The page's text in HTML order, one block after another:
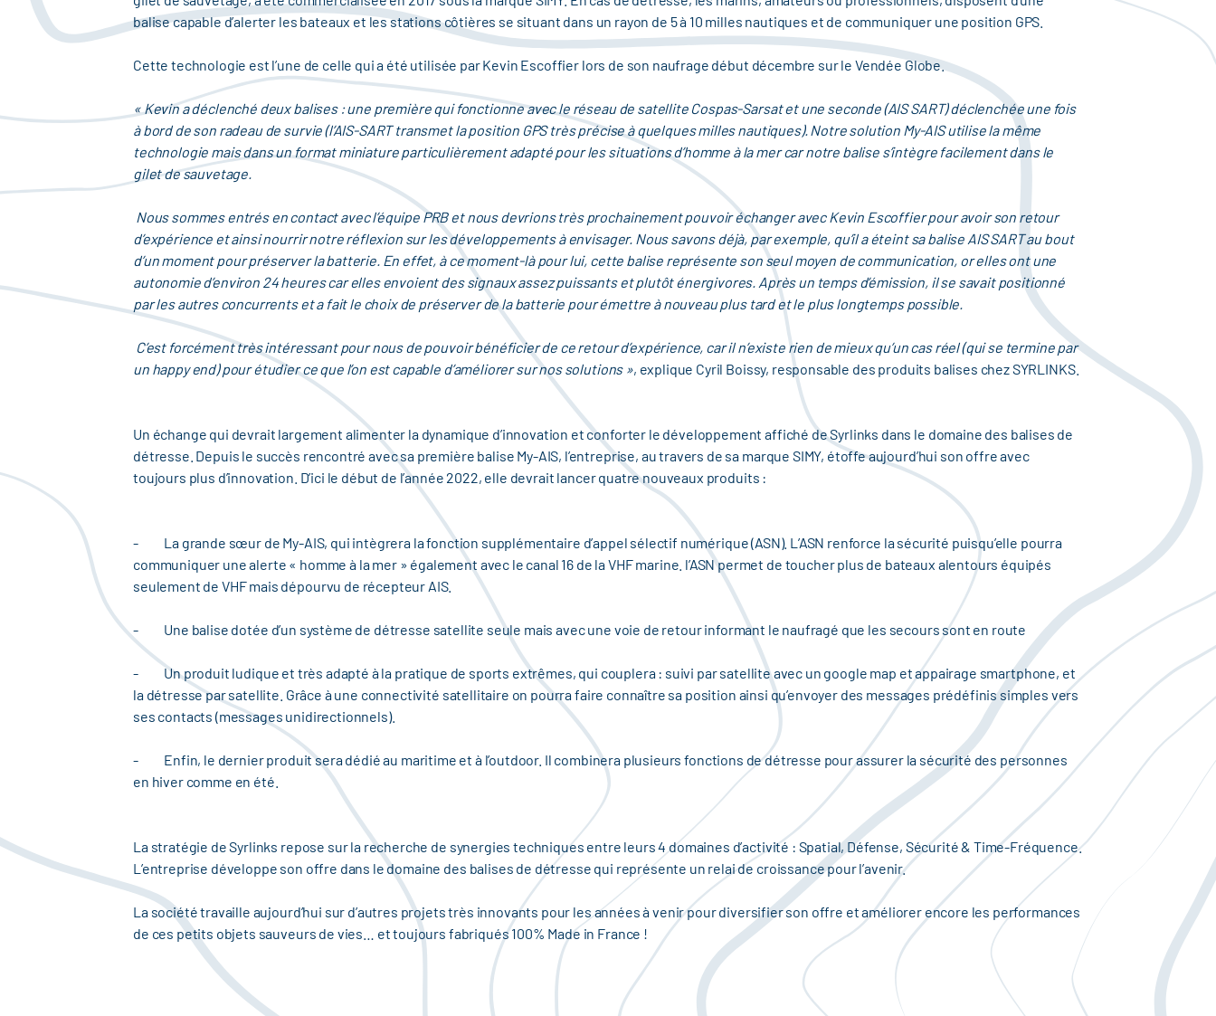
balise capable d’alerter les bateaux et les stations côtières se situant dans un rayon de 5 à 10 milles nautiques et de communiquer une position GPS.
Cette technologie est l’une de celle qui a été utilisée par Kevin Escoffier lors de son naufrage début décembre sur le Vendée Globe.
« Kevin a déclenché deux balises : une première qui fonctionne avec le réseau de satellite Cospas-Sarsat et une seconde (AIS SART) déclenchée une fois
à bord de son radeau de survie (l’AIS-SART transmet la position GPS très précise à quelques milles nautiques). Notre solution My-AIS utilise la même
technologie mais dans un format miniature particulièrement adapté pour les situations d’homme à la mer car notre balise s’intègre facilement dans le
gilet de sauvetage.
Nous sommes entrés en contact avec l’équipe PRB et nous devrions très prochainement pouvoir échanger avec Kevin Escoffier pour avoir son retour
d’expérience et ainsi nourrir notre réflexion sur les développements à envisager. Nous savons déjà, par exemple, qu’il a éteint sa balise AIS SART au bout
d’un moment pour préserver la batterie. En effet, à ce moment-là pour lui, cette balise représente son seul moyen de communication, or elles ont une
autonomie d’environ 24 heures car elles envoient des signaux assez puissants et plutôt énergivores. Après un temps d’émission, il se savait positionné
par les autres concurrents et a fait le choix de préserver de la batterie pour émettre à nouveau plus tard et le plus longtemps possible.
C’est forcément très intéressant pour nous de pouvoir bénéficier de ce retour d’expérience, car il n’existe rien de mieux qu’un cas réel (qui se termine par
un happy end) pour étudier ce que l’on est capable d’améliorer sur nos solutions », explique Cyril Boissy, responsable des produits balises chez SYRLINKS.
Un échange qui devrait largement alimenter la dynamique d’innovation et conforter le développement affiché de Syrlinks dans le domaine des balises de
détresse. Depuis le succès rencontré avec sa première balise My-AIS, l’entreprise, au travers de sa marque SIMY, étoffe aujourd’hui son offre avec
toujours plus d’innovation. D’ici le début de l’année 2022, elle devrait lancer quatre nouveaux produits :
- La grande sœur de My-AIS, qui intègrera la fonction supplémentaire d’appel sélectif numérique (ASN). L’ASN renforce la sécurité puisqu’elle pourra
communiquer une alerte « homme à la mer » également avec le canal 16 de la VHF marine. l’ASN permet de toucher plus de bateaux alentours équipés
seulement de VHF mais dépourvu de récepteur AIS.
- Une balise dotée d’un système de détresse satellite seule mais avec une voie de retour informant le naufragé que les secours sont en route
- Un produit ludique et très adapté à la pratique de sports extrêmes, qui couplera : suivi par satellite avec un google map et appairage smartphone, et
la détresse par satellite. Grâce à une connectivité satellitaire on pourra faire connaître sa position ainsi qu’envoyer des messages prédéfinis simples vers
ses contacts (messages unidirectionnels).
- Enfin, le dernier produit sera dédié au maritime et à l’outdoor. Il combinera plusieurs fonctions de détresse pour assurer la sécurité des personnes
en hiver comme en été.
La stratégie de Syrlinks repose sur la recherche de synergies techniques entre leurs 4 domaines d’activité : Spatial, Défense, Sécurité & Time-Fréquence.
L’entreprise développe son offre dans le domaine des balises de détresse qui représente un relai de croissance pour l’avenir.
La société travaille aujourd’hui sur d’autres projets très innovants pour les années à venir pour diversifier son offre et améliorer encore les performances
de ces petits objets sauveurs de vies… et toujours fabriqués 100% Made in France !